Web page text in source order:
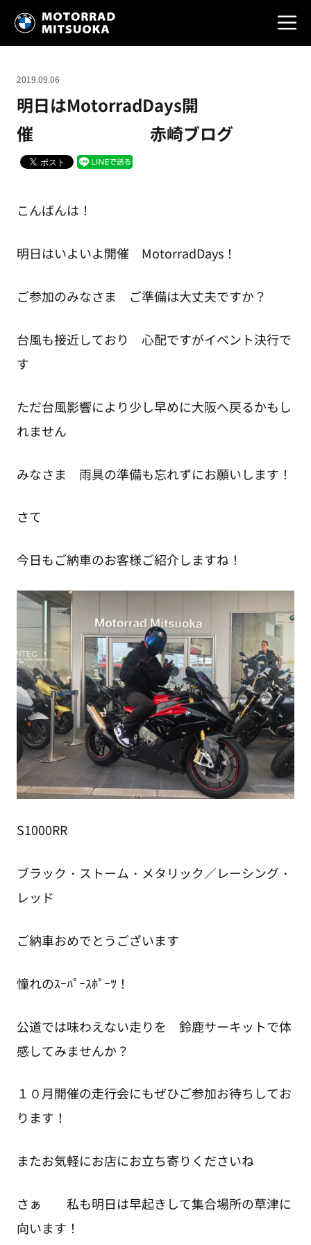
明日はMotorradDays開
催 赤崎ブログ
2019.09.06
こんばんは！
明日はいよいよ開催 MotorradDays！
ご参加のみなさま ご準備は大丈夫ですか？
台風も接近しており 心配ですがイベント決行で
す
ただ台風影響により少し早めに大阪へ戻るかもし
れません
みなさま 雨具の準備も忘れずにお願いします！
さて
今日もご納車のお客様ご紹介しますね！
S1000RR
ブラック・ストーム・メタリック／レーシング・
レッド
ご納車おめでとうございます
憧れのｽｰﾊﾟｰｽﾎﾟｰﾂ！
公道では味わえない走りを 鈴鹿サーキットで体
感してみませんか？
１０月開催の走行会にもぜひご参加お待ちしてお
ります！
またお気軽にお店にお立ち寄りくださいね
さぁ 私も明日は早起きして集合場所の草津に
向います！